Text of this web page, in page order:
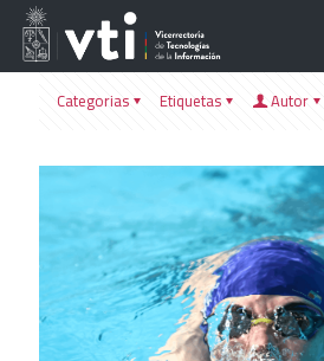
Categorias Etiquetas Autor